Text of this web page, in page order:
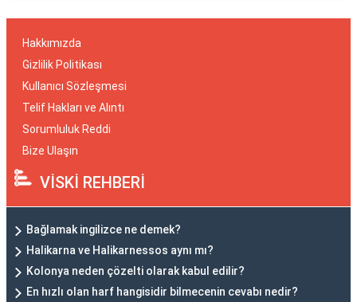
Hakkımızda
Gizlilik Politikası
Kullanıcı Sözleşmesi
Telif Hakları ve Alıntı
Sorumluluk Reddi
Bize Ulaşın
VİSKİ REHBERİ
Bağlamak ingilizce ne demek?
Halikarna ve Halikarnessos aynı mı?
Kolonya neden çözelti olarak kabul edilir?
En hızlı olan harf hangisidir bilmecenin cevabı nedir?